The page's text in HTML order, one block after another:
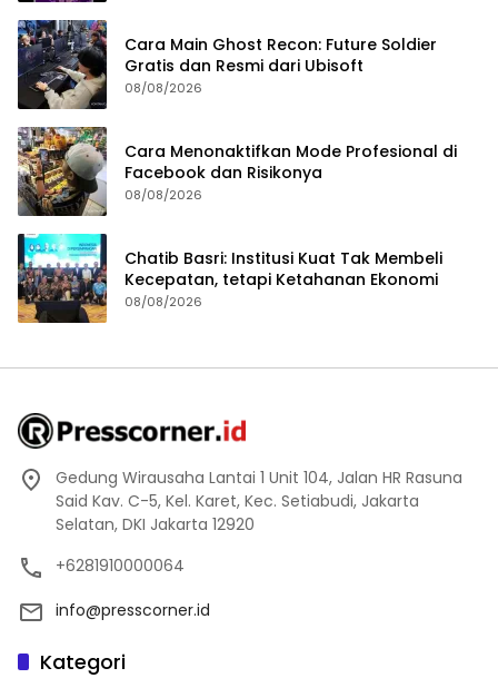
Cara Main Ghost Recon: Future Soldier
Gratis dan Resmi dari Ubisoft
08/08/2026
Cara Menonaktifkan Mode Profesional di
Facebook dan Risikonya
08/08/2026
Chatib Basri: Institusi Kuat Tak Membeli
Kecepatan, tetapi Ketahanan Ekonomi
08/08/2026
Gedung Wirausaha Lantai 1 Unit 104, Jalan HR Rasuna
Said Kav. C-5, Kel. Karet, Kec. Setiabudi, Jakarta
Selatan, DKI Jakarta 12920
+6281910000064
info@presscorner.id
Kategori